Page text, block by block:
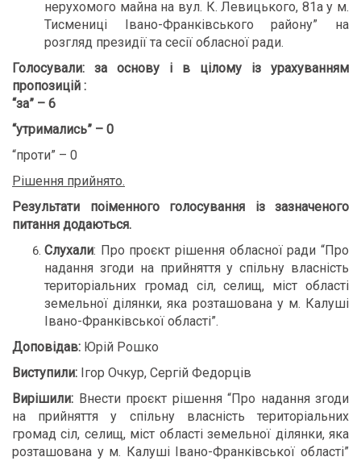
нерухомого майна на вул. К. Левицького, 81а у м.
Тисмениці Івано-Франківського району” на
розгляд президії та сесії обласної ради.
Голосували: за основу і в цілому із урахуванням
пропозицій :
“за” – 6
“утримались” – 0
“проти” – 0
Рішення прийнято.
Результати поіменного голосування із зазначеного
питання додаються.
Слухали: Про проєкт рішення обласної ради “Про
надання згоди на прийняття у спільну власність
територіальних громад сіл, селищ, міст області
земельної ділянки, яка розташована у м. Калуші
Івано-Франківської області”.
Доповідав: Юрій Рошко
Виступили: Ігор Очкур, Сергій Федорців
Вирішили: Внести проєкт рішення “Про надання згоди
на прийняття у спільну власність територіальних
громад сіл, селищ, міст області земельної ділянки, яка
розташована у м. Калуші Івано-Франківської області”